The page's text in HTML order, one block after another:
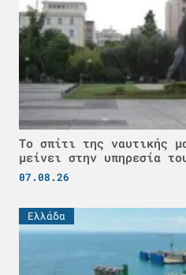
Το σπίτι της ναυτικής
μείνει στην υπηρεσία
07.08.26
Ελλάδα